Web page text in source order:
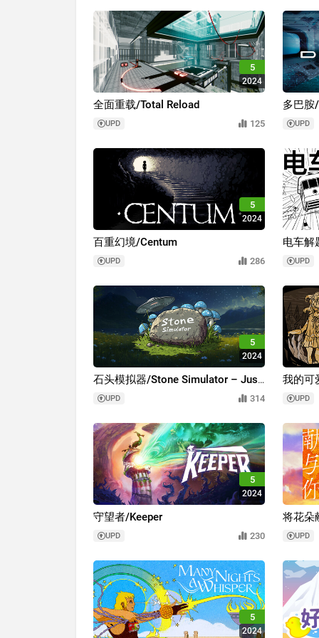
5
2024
全面重载/Total Reload
UPD 125
多巴胺
UPD
5
2024
百重幻境/Centum
UPD 286
电车解
UPD
5
2024
石头模拟器/Stone Simulator – Just
Be a Rock
UPD 314
我的可
UPD
5
2024
守望者/Keeper
UPD 230
将花朵
Dusk -
UPD
5
2024